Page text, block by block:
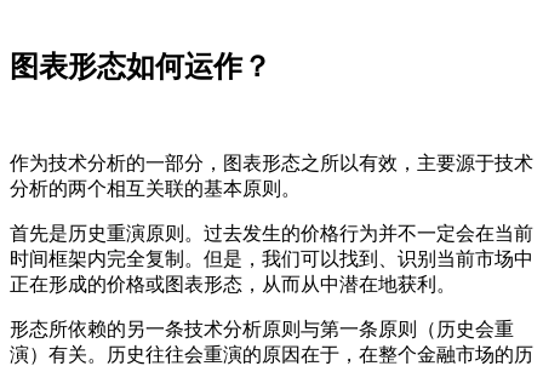
图表形态如何运作？
作为技术分析的一部分，图表形态之所以有效，主要源于技术
分析的两个相互关联的基本原则。
首先是历史重演原则。过去发生的价格行为并不一定会在当前
时间框架内完全复制。但是，我们可以找到、识别当前市场中
正在形成的价格或图表形态，从而从中潜在地获利。
形态所依赖的另一条技术分析原则与第一条原则（历史会重
演）有关。历史往往会重演的原因在于，在整个金融市场的历